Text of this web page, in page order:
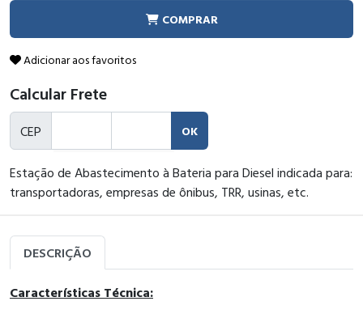
COMPRAR
Adicionar aos favoritos
Calcular Frete
CEP OK
Estação de Abastecimento à Bateria para Diesel indicada para:
transportadoras, empresas de ônibus, TRR, usinas, etc.
DESCRIÇÃO
Características Técnica: